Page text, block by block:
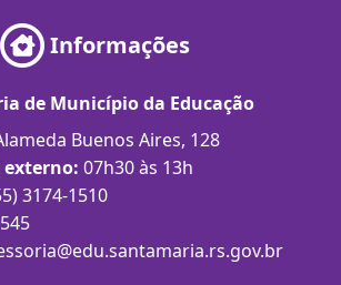
Informações
de Município da Educação
Buenos Aires, 128
externo: 07h30 às 13h
3174-1510